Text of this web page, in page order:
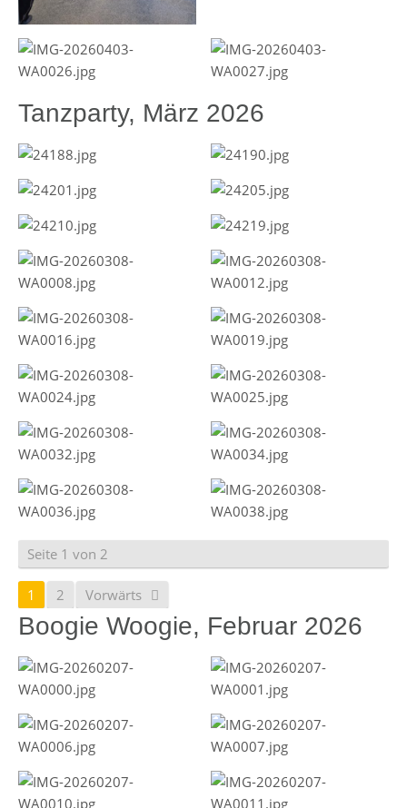
Tanzparty, März 2026
Seite 1 von 2
1 2 Vorwärts
Boogie Woogie, Februar 2026